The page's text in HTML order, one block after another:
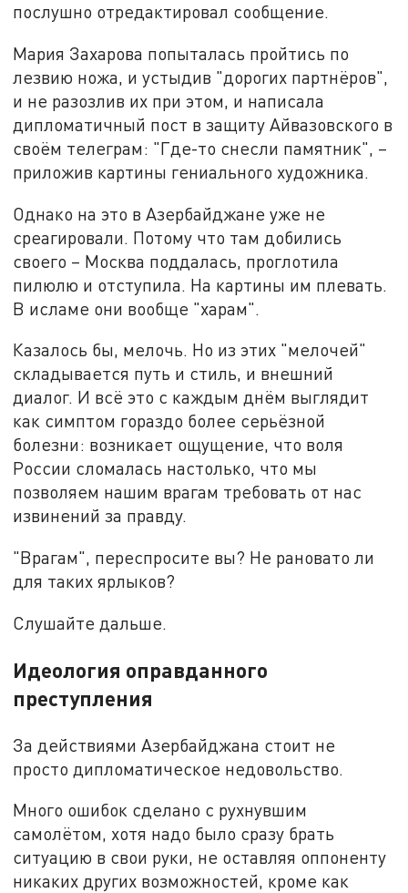
послушно отредактировал сообщение.
Мария Захарова попыталась пройтись по
лезвию ножа, и устыдив "дорогих партнёров",
и не разозлив их при этом, и написала
дипломатичный пост в защиту Айвазовского в
своём телеграм: "Где-то снесли памятник", –
приложив картины гениального художника.
Однако на это в Азербайджане уже не
среагировали. Потому что там добились
своего – Москва поддалась, проглотила
пилюлю и отступила. На картины им плевать.
В исламе они вообще "харам".
Казалось бы, мелочь. Но из этих "мелочей"
складывается путь и стиль, и внешний
диалог. И всё это с каждым днём выглядит
как симптом гораздо более серьёзной
болезни: возникает ощущение, что воля
России сломалась настолько, что мы
позволяем нашим врагам требовать от нас
извинений за правду.
"Врагам", переспросите вы? Не рановато ли
для таких ярлыков?
Слушайте дальше.
Идеология оправданного
преступления
За действиями Азербайджана стоит не
просто дипломатическое недовольство.
Много ошибок сделано с рухнувшим
самолётом, хотя надо было сразу брать
ситуацию в свои руки, не оставляя оппоненту
никаких других возможностей, кроме как